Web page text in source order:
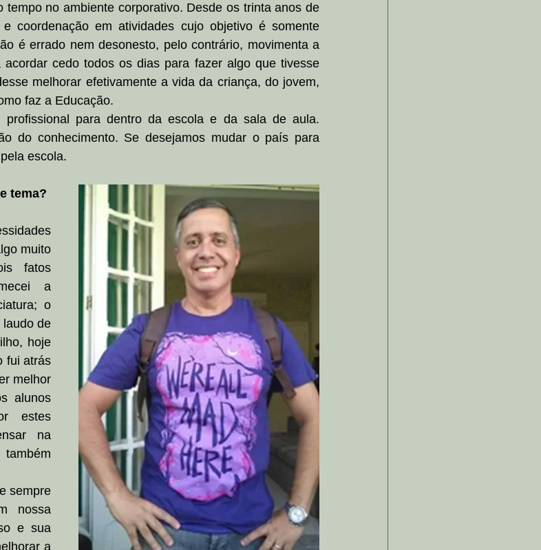
tempo no ambiente corporativo. Desde os trinta anos de
coordenação em atividades cujo objetivo é somente
é errado nem desonesto, pelo contrário, movimenta a
cedo todos os dias para fazer algo que tivesse
melhorar efetivamente a vida da criança, do jovem,
faz a Educação.
profissional para dentro da escola e da sala de aula.
do conhecimento. Se desejamos mudar o país para
escola.
tema?
muito
fatos
a
o
de
hoje
fui atrás
melhor
alunos
estes
na
sempre
nossa
e sua
a